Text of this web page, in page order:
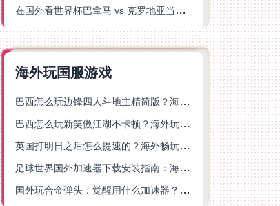
在国外看世界杯巴拿马 vs 克罗地亚当前地区不可播放？这篇指南帮你轻松解决海外体育直播难题
海外玩国服游戏
巴西怎么玩边锋四人斗地主精简版？海外游戏党的加速器终极选择
巴西怎么玩新笑傲江湖不卡顿？海外玩家国服游戏加速终极指南（附猫和老鼠一梦江湖实测）
英国打明日之后怎么提速的？海外畅玩国服游戏终极指南
足球世界国外加速器下载安装指南：海外党畅玩国服游戏的终极解决方案
国外玩合金弹头：觉醒用什么加速器？一份写给海外游子的畅玩指南